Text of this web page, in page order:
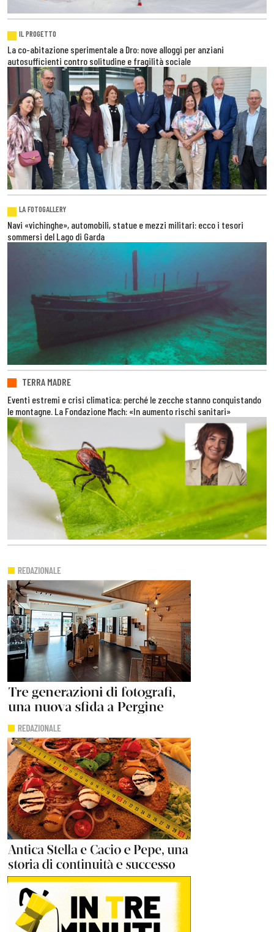
IL PROGETTO
La co-abitazione sperimentale a Dro: nove alloggi per anziani
autosufficienti contro solitudine e fragilità sociale
LA FOTOGALLERY
Navi «vichinghe», automobili, statue e mezzi militari: ecco i tesori
sommersi del Lago di Garda
TERRA MADRE
Eventi estremi e crisi climatica: perché le zecche stanno conquistando
le montagne. La Fondazione Mach: «In aumento rischi sanitari»